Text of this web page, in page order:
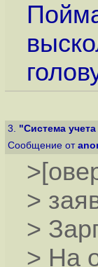
3. "Система
Сообщение от
>
>
> На